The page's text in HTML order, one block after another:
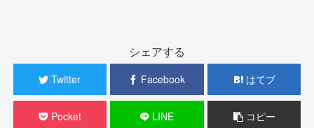
シェアする
Twitter Facebook はてブ
Pocket LINE コピー